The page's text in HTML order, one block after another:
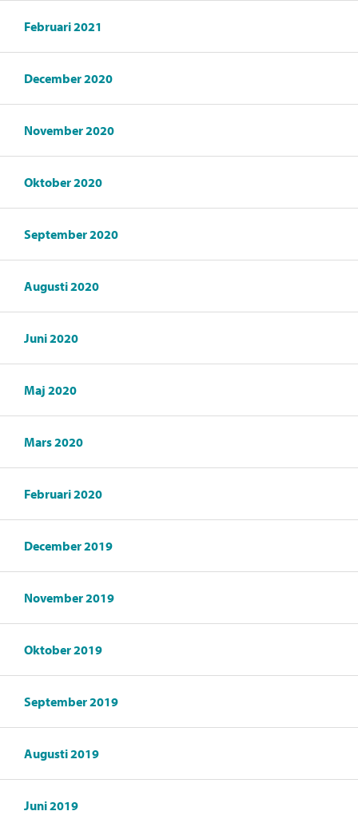
Februari 2021
December 2020
November 2020
Oktober 2020
September 2020
Augusti 2020
Juni 2020
Maj 2020
Mars 2020
Februari 2020
December 2019
November 2019
Oktober 2019
September 2019
Augusti 2019
Juni 2019